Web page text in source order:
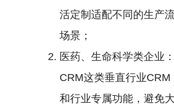
活定制适配不同的生产
场景；
医药、生命科学类企业
CRM这类垂直行业CRM
和行业专属功能，避免